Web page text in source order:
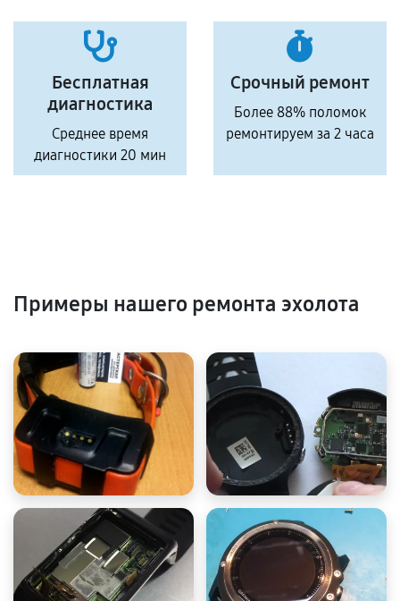
Бесплатная
диагностика
Среднее время
диагностики 20 мин
Срочный ремонт
Более 88% поломок
ремонтируем за 2 часа
Примеры нашего ремонта эхолота